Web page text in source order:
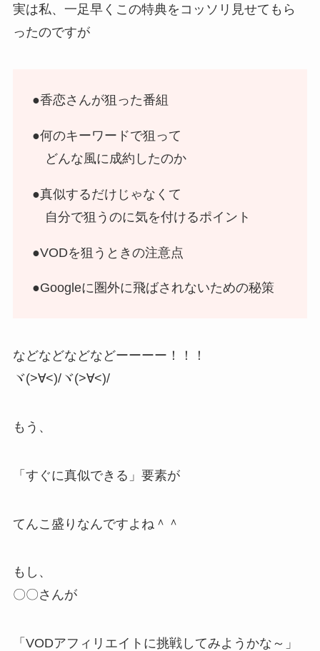
実は私、一足早くこの特典をコッソリ見せてもら
ったのですが
●香恋さんが狙った番組
●何のキーワードで狙って
どんな風に成約したのか
●真似するだけじゃなくて
自分で狙うのに気を付けるポイント
●VODを狙うときの注意点
●Googleに圏外に飛ばされないための秘策
などなどなどなどーーーー！！！
ヾ(>∀<)/ヾ(>∀<)/
もう、
「すぐに真似できる」要素が
てんこ盛りなんですよね＾＾
もし、
〇〇さんが
「VODアフィリエイトに挑戦してみようかな～」